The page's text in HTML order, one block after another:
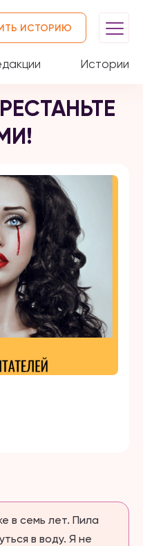
Истории
ИСТОРИЮ
в семь лет. Пила
в воду. Я не